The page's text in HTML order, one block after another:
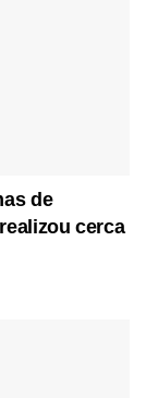
de
cerca